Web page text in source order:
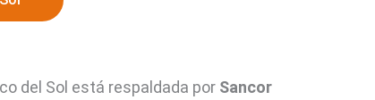
del Sol está respaldada por Sancor